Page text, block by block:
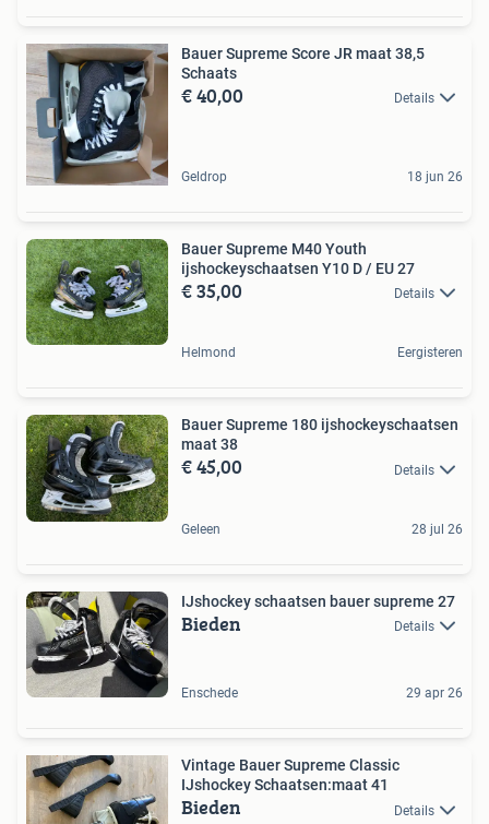
Bauer Supreme Score JR maat 38,5
Schaats
€ 40,00 Details
Geldrop 18 jun 26
Bauer Supreme M40 Youth
ijshockeyschaatsen Y10 D / EU 27
€ 35,00 Details
Helmond Eergisteren
Bauer Supreme 180 ijshockeyschaatsen
maat 38
€ 45,00 Details
Geleen 28 jul 26
IJshockey schaatsen bauer supreme 27
Bieden Details
Enschede 29 apr 26
Vintage Bauer Supreme Classic
IJshockey Schaatsen:maat 41
Bieden Details